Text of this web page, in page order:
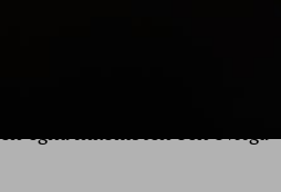
och räknas normalt av
egna inkomsten och övriga